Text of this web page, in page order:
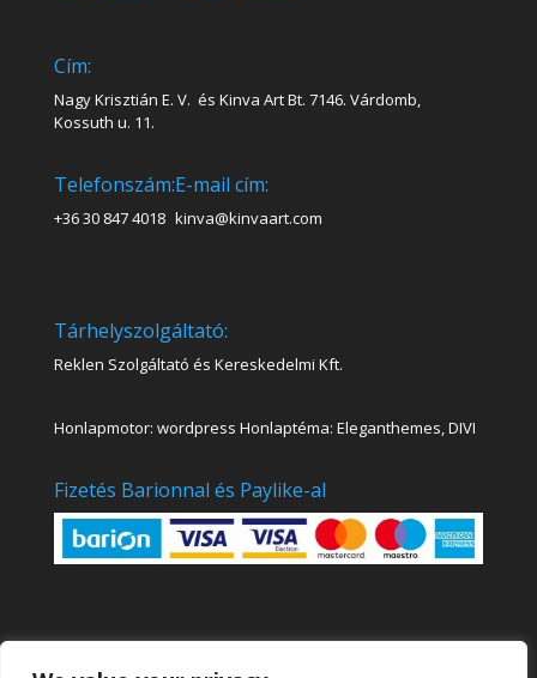
Cím:
Nagy Krisztián E. V. és Kinva Art Bt. 7146. Várdomb,
Kossuth u. 11.
Telefonszám:
+36 30 847 4018
E-mail cím:
kinva@kinvaart.com
Tárhelyszolgáltató:
Reklen Szolgáltató és Kereskedelmi Kft.
Honlapmotor: wordpress Honlaptéma: Eleganthemes, DIVI
Fizetés Barionnal és Paylike-al